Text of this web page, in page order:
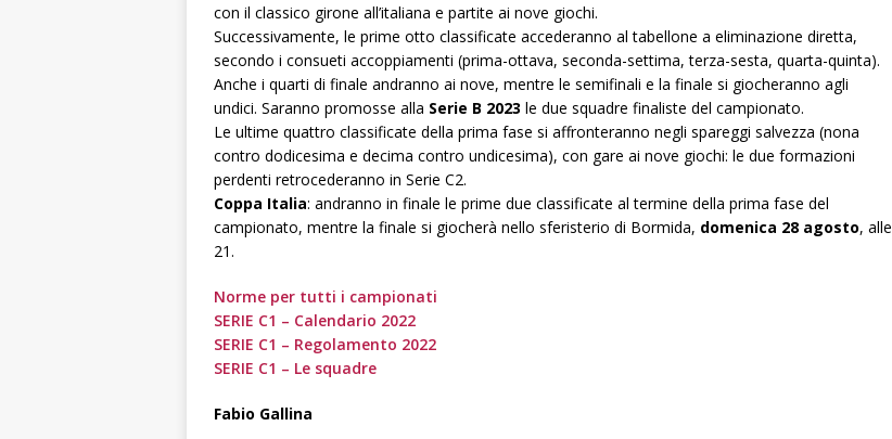
con il classico girone all’italiana e partite ai nove giochi.
Successivamente, le prime otto classificate accederanno al tabellone a eliminazione diretta,
secondo i consueti accoppiamenti (prima-ottava, seconda-settima, terza-sesta, quarta-quinta).
Anche i quarti di finale andranno ai nove, mentre le semifinali e la finale si giocheranno agli
undici. Saranno promosse alla Serie B 2023 le due squadre finaliste del campionato.
Le ultime quattro classificate della prima fase si affronteranno negli spareggi salvezza (nona
contro dodicesima e decima contro undicesima), con gare ai nove giochi: le due formazioni
perdenti retrocederanno in Serie C2.
Coppa Italia: andranno in finale le prime due classificate al termine della prima fase del
campionato, mentre la finale si giocherà nello sferisterio di Bormida, domenica 28 agosto, alle
21.
Norme per tutti i campionati
SERIE C1 – Calendario 2022
SERIE C1 – Regolamento 2022
SERIE C1 – Le squadre
Fabio Gallina